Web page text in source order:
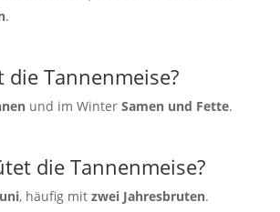
.
die Tannenmeise?
und im Winter Samen und Fette.
die Tannenmeise?
, häufig mit zwei Jahresbruten.